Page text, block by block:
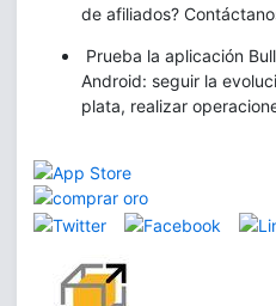
de afiliados?
Prueba la aplicación
Android: seguir la
plata, realizar